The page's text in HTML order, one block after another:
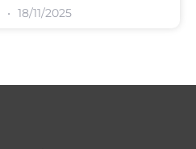
18/11/2025